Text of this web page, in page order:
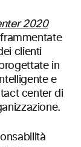
2020
clienti
in
e
center di